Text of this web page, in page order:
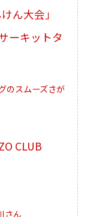
ん大会」
ーキットタ
のスムーズさが
CLUB
さん